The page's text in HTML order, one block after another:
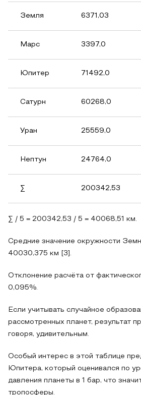
Земля 6371,03
Марс 3397,0
Юпитер 71492,0
Сатурн 60268,0
Уран 25559,0
Нептун 24764,0
∑ 200342,53
∑ / 5 = 200342,53 / 5 = 40068,51 км.
Средние значение окружности
40030,375 км [3].
Отклонение расчёта от
0,095%.
Если учитывать случайное
рассмотренных планет, результат
говоря, удивительным.
Особый интерес в этой таблице
Юпитера, который оценивался по
давления планеты в 1 бар, что
тропосферы.